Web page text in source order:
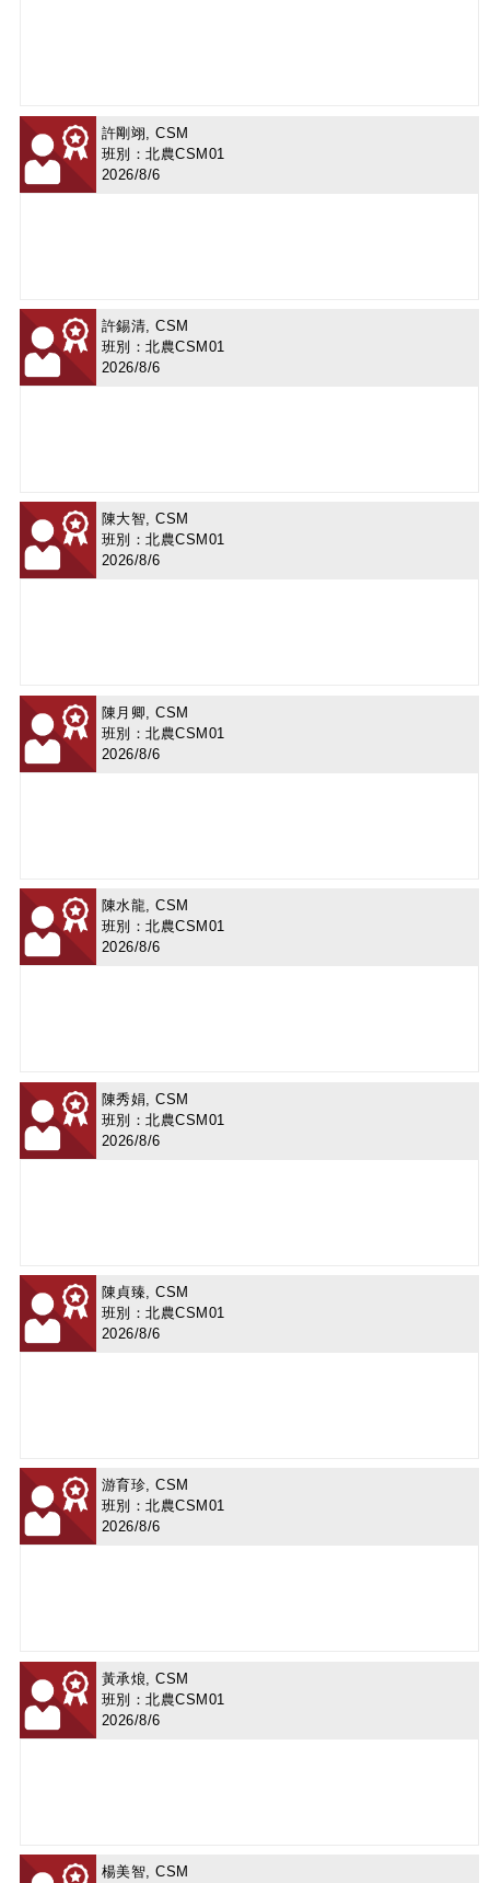
許剛翊, CSM
班別：北農CSM01
2026/8/6
許錫清, CSM
班別：北農CSM01
2026/8/6
陳大智, CSM
班別：北農CSM01
2026/8/6
陳月卿, CSM
班別：北農CSM01
2026/8/6
陳水龍, CSM
班別：北農CSM01
2026/8/6
陳秀娟, CSM
班別：北農CSM01
2026/8/6
陳貞臻, CSM
班別：北農CSM01
2026/8/6
游育珍, CSM
班別：北農CSM01
2026/8/6
黃承烺, CSM
班別：北農CSM01
2026/8/6
楊美智, CSM